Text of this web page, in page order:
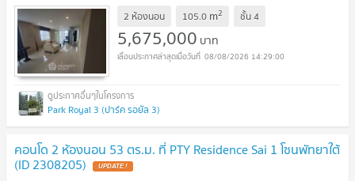
2 ห้องนอน 105.0 m2 ชั้น4
5,675,000 บาท
08/08/2026 14:29:00
Park Royal 3 (ปาร์ค รอยัล 3)
คอนโด 2 ห้องนอน 53 ตร.ม. ที่ PTY Residence Sai 1 โซนพัทยาใต้
(ID 2308205) UPDATE !